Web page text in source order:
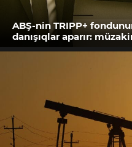
ABŞ-nin TRIPP+
danışıqlar aparır: